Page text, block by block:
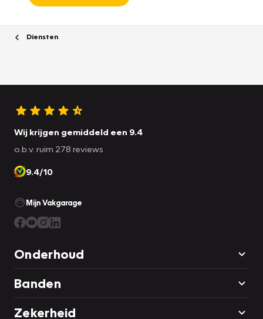
Diensten
Wij krijgen gemiddeld een 9.4
o.b.v. ruim 278 reviews
9.4/10
Mijn Vakgarage
Onderhoud
Banden
Zekerheid